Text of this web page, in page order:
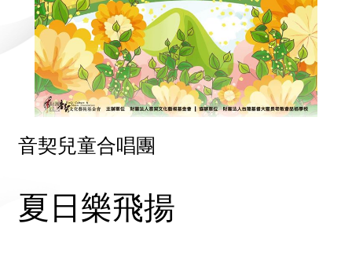
音契兒童合唱團
夏日樂飛揚